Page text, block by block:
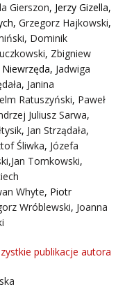
Gierszon, Jerzy Gizella,
, Grzegorz Hajkowski,
, Dominik
, Zbigniew
, Jadwiga
, Janina
Ratuszyński, Paweł
Juliusz Sarwa,
, Jan Strządała,
Śliwka, Józefa
,Jan Tomkowski,
Whyte, Piotr
Wróblewski, Joanna
publikacje autora